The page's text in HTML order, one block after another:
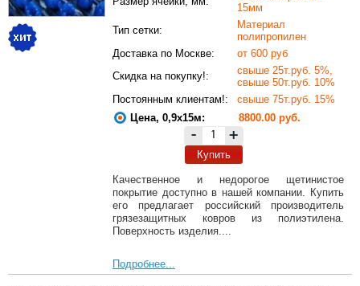
15мм
Тип сетки:
Материал
полипропилен
Доставка по Москве:
от 600 руб
Скидка на покупку!:
свыше 25т.руб. 5%,
свыше 50т.руб. 10%
Постоянным клиентам!:
свыше 75т.руб. 15%
Цена, 0,9х15м:
8800.00 руб.
- +
Купить
Качественное и недорогое щетинистое
покрытие доступно в нашей компании. Купить
его предлагает российский производитель
грязезащитных ковров из полиэтилена.
Поверхность изделия....
Подробнее...